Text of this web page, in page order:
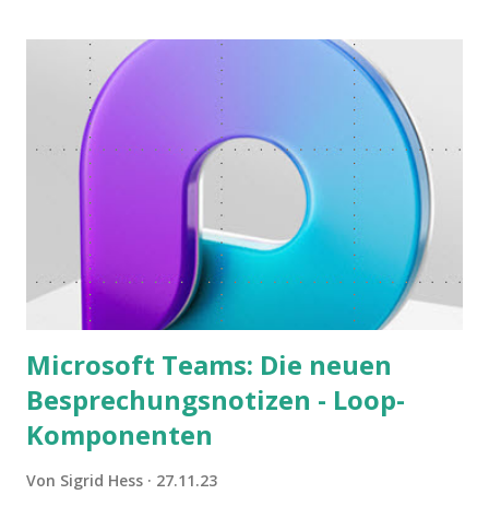
Microsoft Teams: Die neuen
Besprechungsnotizen - Loop-
Komponenten
Von Sigrid Hess 27.11.23